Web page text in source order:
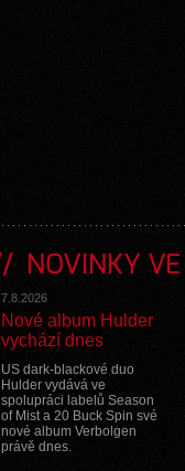
NOVINKY
7.8.2026
Nové album Hulder
vychází dnes
US dark-blackové duo
Hulder vydává ve
spolupráci labelů Season
of Mist a 20 Buck Spin své
nové album Verbolgen
právě dnes.